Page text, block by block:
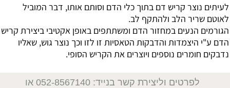
לעיתים נוצר קריש דם בתוך כלי הדם וסותם אותו, דבר המוביל
לאוטם שריר הלב ולהתקף לב.
הגורמים הנעים במחזור הדם ומשתתפים באופן אקטיבי ביצירת קריש
הדם ע"י היצמדות והדבקות הטאסיות זו לזו וכך נוצר גוש, שאליו
נדבקים חומרים נוספים ויוצרים את הקריש הסופי.
לפרטים וליצירת קשר בנייד: 052-8567140
או